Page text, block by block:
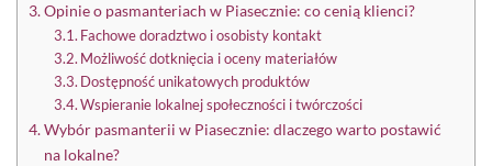
Opinie o pasmanteriach w Piasecznie: co cenią klienci?
Fachowe doradztwo i osobisty kontakt
Możliwość dotknięcia i oceny materiałów
Dostępność unikatowych produktów
Wspieranie lokalnej społeczności i twórczości
Wybór pasmanterii w Piasecznie: dlaczego warto postawić
na lokalne?